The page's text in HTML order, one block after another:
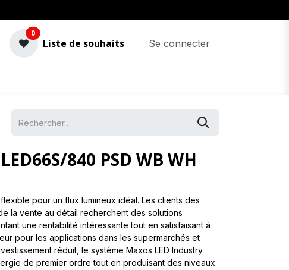
0
Liste de souhaits Se connecter
840 PSD WB WH
pour un flux lumineux idéal. Les clients des
la vente au détail recherchent des solutions
une rentabilité intéressante tout en satisfaisant à
pour les applications dans les supermarchés et
réduit, le système Maxos LED Industry
de premier ordre tout en produisant des niveaux